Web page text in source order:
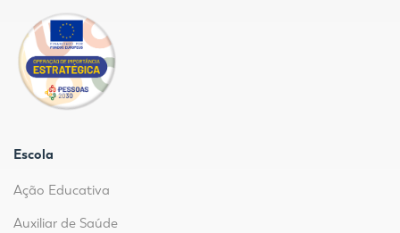
Escola
Ação Educativa
Auxiliar de Saúde